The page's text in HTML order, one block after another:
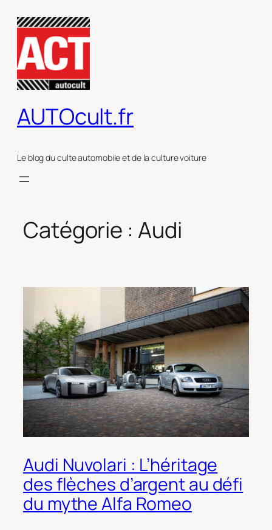
contenu
AUTOcult.fr
Le blog du culte automobile et de la culture voiture
Catégorie : Audi
Audi Nuvolari : L’héritage
des flèches d’argent au défi
du mythe Alfa Romeo